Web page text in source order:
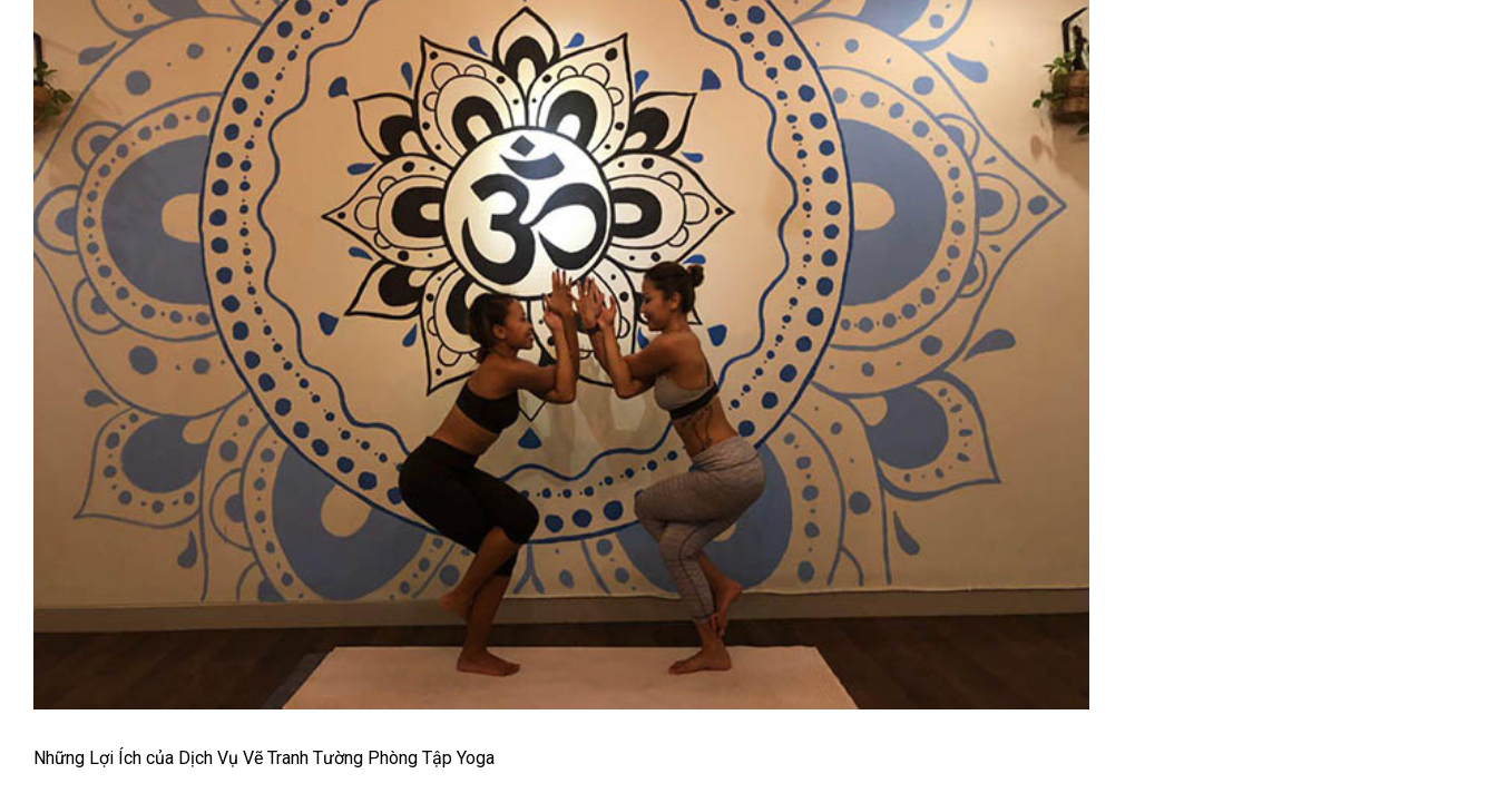
Những Lợi Ích của Dịch Vụ Vẽ Tranh Tường Phòng Tập Yoga